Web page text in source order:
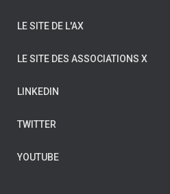
LE SITE DE L'AX
LE SITE DES ASSOCIATIONS X
LINKEDIN
TWITTER
YOUTUBE